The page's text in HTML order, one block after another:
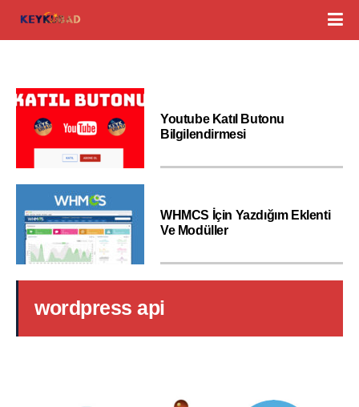
Youtube Katıl Butonu
Bilgilendirmesi
WHMCS İçin Yazdığım Eklenti
Ve Modüller
wordpress api